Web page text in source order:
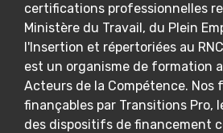
certifications professionnelles
Ministère du Travail, du Plein
l'Insertion et répertoriées au
est un organisme de formation
Acteurs de la Compétence. Nos
finançables par Transitions Pro,
des dispositifs de financement